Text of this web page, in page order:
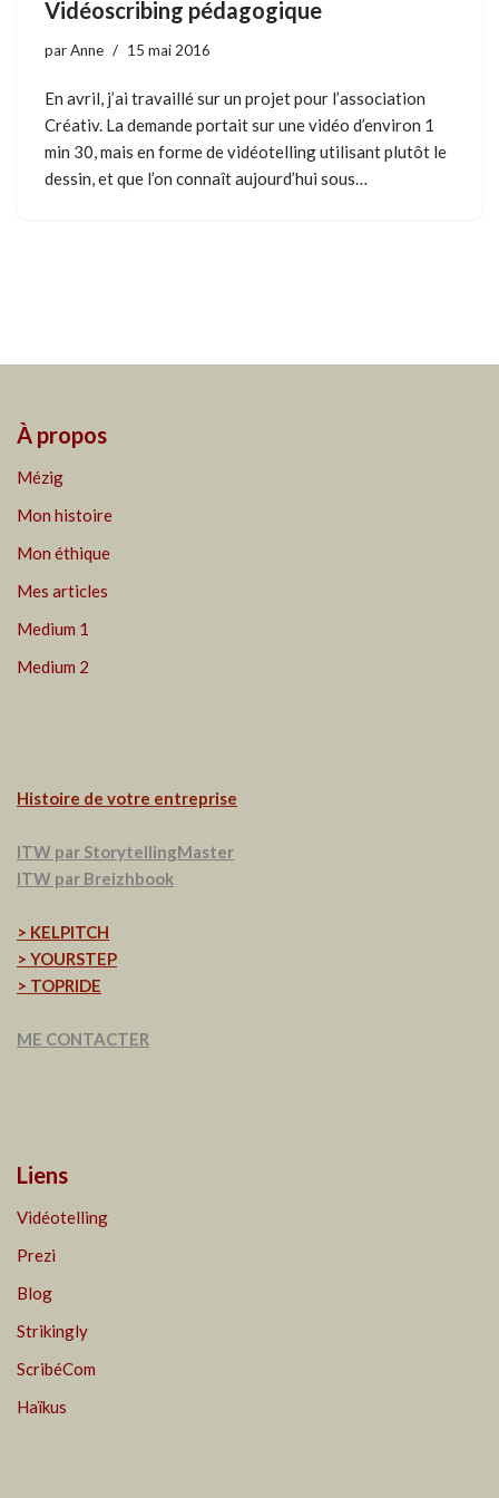
Vidéoscribing pédagogique
parAnne 15 mai 2016
En avril, j’ai travaillé sur un projet pour l’association
Créativ. La demande portait sur une vidéo d’environ 1
min 30, mais en forme de vidéotelling utilisant plutôt le
dessin, et que l’on connaît aujourd’hui sous…
À propos
Mézig
Mon histoire
Mon éthique
Mes articles
Medium 1
Medium 2
Histoire de votre entreprise
ITW par StorytellingMaster
ITW par Breizhbook
> KELPITCH
> YOURSTEP
> TOPRIDE
ME CONTACTER
Liens
Vidéotelling
Prezi
Blog
Strikingly
ScribéCom
Haïkus